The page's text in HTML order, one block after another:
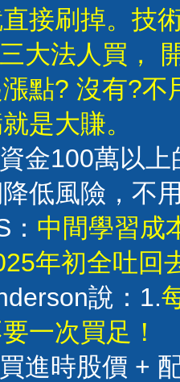
接刷掉。技
三大法人買，
點? 沒有?不
是大賺。
金100萬以
低風險，不
： 中間學習成
年初全吐回
說：1.
一次買足！
進時股價 +